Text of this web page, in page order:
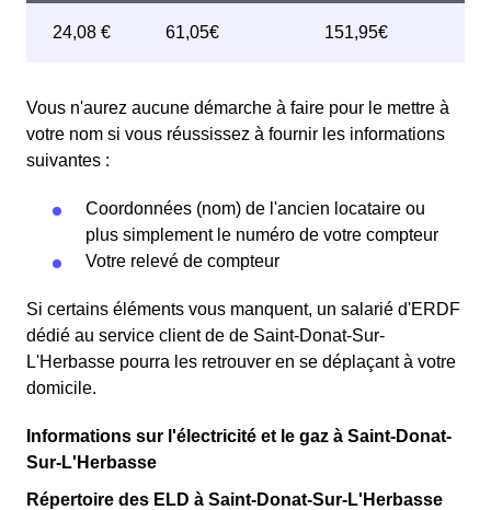
Vous n'aurez aucune démarche à faire pour le mettre à
votre nom si vous réussissez à fournir les informations
suivantes :
Coordonnées (nom) de l'ancien locataire ou
plus simplement le numéro de votre compteur
Votre relevé de compteur
Si certains éléments vous manquent, un salarié d'ERDF
dédié au service client de de Saint-Donat-Sur-
L'Herbasse pourra les retrouver en se déplaçant à votre
domicile.
Informations sur l'électricité et le gaz à Saint-Donat-
Sur-L'Herbasse
Répertoire des ELD à Saint-Donat-Sur-L'Herbasse